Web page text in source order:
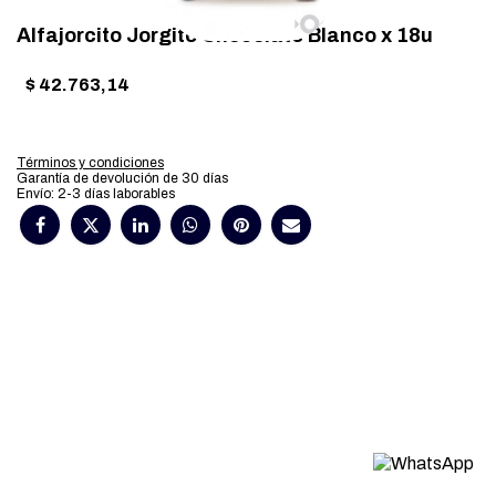
Alfajorcito Jorgito Chocolate Blanco x 18u
$ 42.763,14
Términos y condiciones
Garantía de devolución de 30 días
Envío: 2-3 días laborables